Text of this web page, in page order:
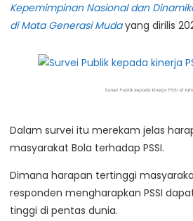
Kepemimpinan Nasional dan
di Mata Generasi Mudayang dirilis
Survei Publik kepada kinerja PSSI di
Dalam survei itu merekam jelas
masyarakat Bola terhadap PSSI.
Dimana harapan tertinggi
responden mengharapkan PSSI
tinggi di pentas dunia.